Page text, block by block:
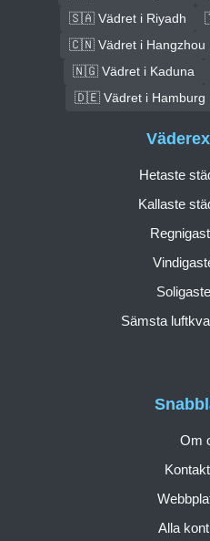
🇸🇦 Vädret i Riyadh
🇨🇳 Vädret i Hangzhou
🇳🇬 Vädret i Kaduna
🇩🇪 Vädret i Hamburg
Om
Alla
Hetaste
Kallaste
Sämsta